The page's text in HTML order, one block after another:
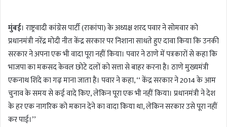
a
n
e
m
a
i
l
मुंबई। राष्ट्रवादी कांग्रेस पार्टी (राकांपा) के अध्यक्ष शरद पवार ने सोमवार को
प्रधानमंत्री नरेंद्र मोदी नीत केंद्र सरकार पर निशाना साधते हुए दावा किया कि उनकी
सरकार ने अपना एक भी वादा पूरा नहीं किया। पवार ने ठाणे में पत्रकारों से कहा कि
भाजपा का मकसद केवल छोटे दलों को सत्ता से बाहर करना है। ठाणे मुख्यमंत्री
एकनाथ शिंदे का गढ़ माना जाता है। पवार ने कहा, ‘‘ केंद्र सरकार ने 2014 के आम
चुनाव के समय से कई वादे किए, लेकिन पूरा एक भी नहीं किया। प्रधानमंत्री ने देश
के हर एक नागरिक को मकान देने का वादा किया था, लेकिन सरकार उसे पूरा नहीं
कर पाई।’’